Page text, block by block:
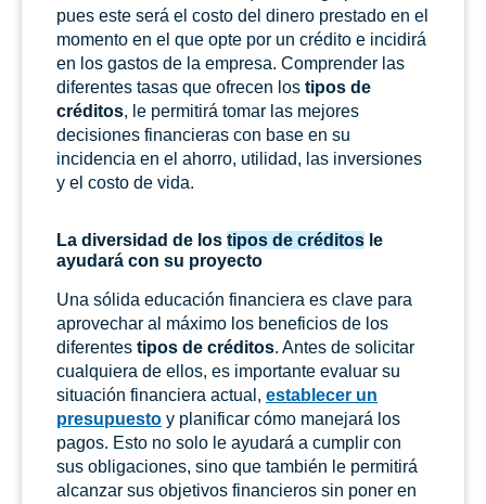
pues este será el costo del dinero prestado en el
momento en el que opte por un crédito e incidirá
en los gastos de la empresa. Comprender las
diferentes tasas que ofrecen los tipos de
créditos, le permitirá tomar las mejores
decisiones financieras con base en su
incidencia en el ahorro, utilidad, las inversiones
y el costo de vida.
La diversidad de los tipos de créditos le
ayudará con su proyecto
Una sólida educación financiera es clave para
aprovechar al máximo los beneficios de los
diferentes tipos de créditos. Antes de solicitar
cualquiera de ellos, es importante evaluar su
situación financiera actual, establecer un
presupuesto y planificar cómo manejará los
pagos. Esto no solo le ayudará a cumplir con
sus obligaciones, sino que también le permitirá
alcanzar sus objetivos financieros sin poner en